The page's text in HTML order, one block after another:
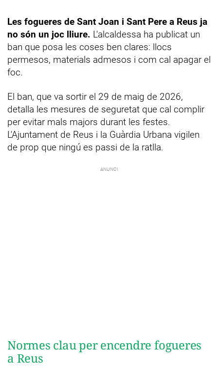
Les fogueres de Sant Joan i Sant Pere a Reus ja
no són un joc lliure. L'alcaldessa ha publicat un
ban que posa les coses ben clares: llocs
permesos, materials admesos i com cal apagar el
foc.
El ban, que va sortir el 29 de maig de 2026,
detalla les mesures de seguretat que cal complir
per evitar mals majors durant les festes.
L'Ajuntament de Reus i la Guàrdia Urbana vigilen
de prop que ningú es passi de la ratlla.
Normes clau per encendre fogueres
a Reus